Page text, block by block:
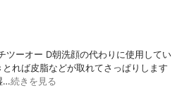
ツーオー D朝洗顔の代わりに使用してい
れば皮脂などが取れてさっぱりします
…続きを見る